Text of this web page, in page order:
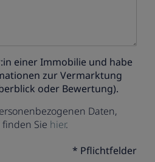
einer Immobilie und habe
zur Vermarktung
oder Bewertung).
Daten,
Sie hier.
* Pflichtfelder